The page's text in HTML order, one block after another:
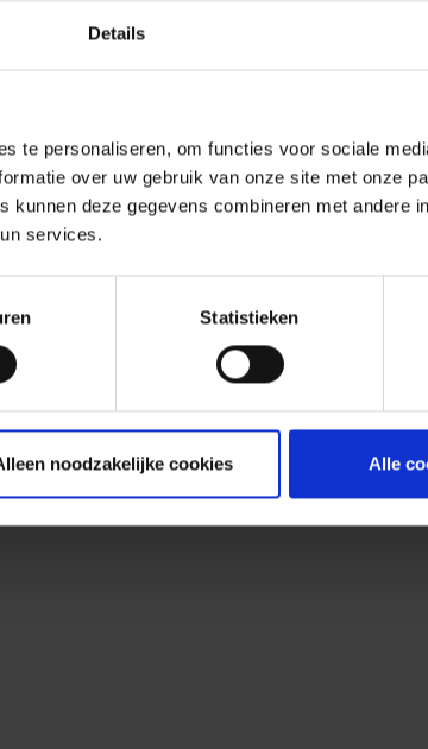
Details
te personaliseren, om functies voor sociale
over uw gebruik van onze site met onze
kunnen deze gegevens combineren met andere
services.
Statistieken
noodzakelijke cookies Alle